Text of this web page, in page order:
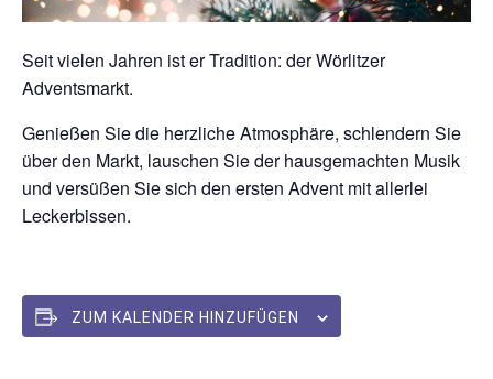
Seit vielen Jahren ist er Tradition: der Wörlitzer
Adventsmarkt.
Genießen Sie die herzliche Atmosphäre, schlendern Sie
über den Markt, lauschen Sie der hausgemachten Musik
und versüßen Sie sich den ersten Advent mit allerlei
Leckerbissen.
ZUM KALENDER HINZUFÜGEN